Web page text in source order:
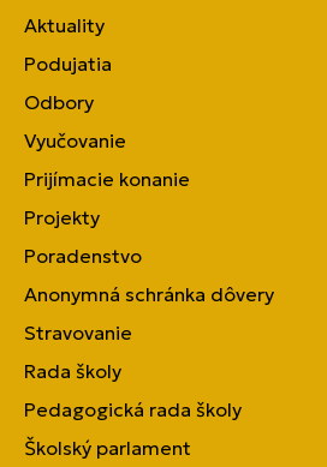
Aktuality
Podujatia
Odbory
Vyučovanie
Prijímacie konanie
Projekty
Poradenstvo
Anonymná schránka dôvery
Stravovanie
Rada školy
Pedagogická rada školy
Školský parlament